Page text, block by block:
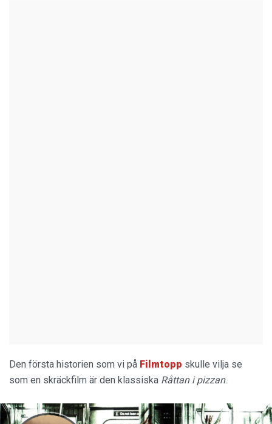
Den första historien som vi på Filmtopp skulle vilja se
som en skräckfilm är den klassiska Råttan i pizzan.